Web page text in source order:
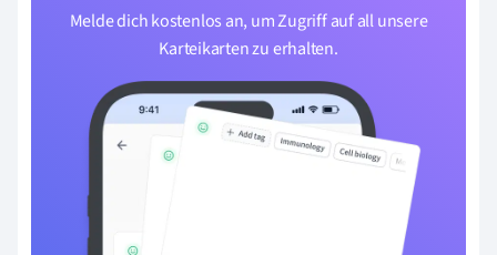
Melde dich kostenlos an, um Zugriff auf all unsere
Karteikarten zu erhalten.